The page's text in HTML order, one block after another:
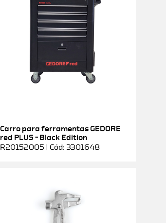
Carro para ferramentas GEDORE
red PLUS – Black Edition
R20152005 | Cód: 3301648